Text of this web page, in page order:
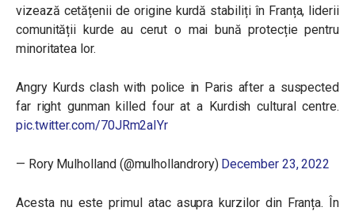
vizează cetățenii de origine kurdă stabiliți în Franța, liderii
comunității kurde au cerut o mai bună protecție pentru
minoritatea lor.
Angry Kurds clash with police in Paris after a suspected
far right gunman killed four at a Kurdish cultural centre.
pic.twitter.com/70JRm2aIYr
— Rory Mulholland (@mulhollandrory) December 23, 2022
Acesta nu este primul atac asupra kurzilor din Franța. În